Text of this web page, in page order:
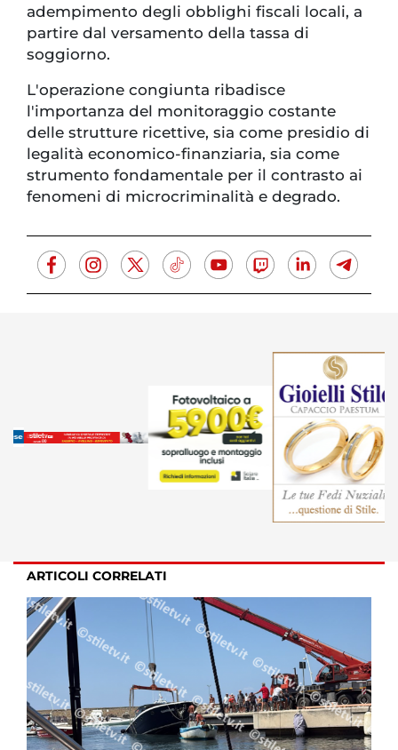
adempimento degli obblighi fiscali locali, a
partire dal versamento della tassa di
soggiorno.
L'operazione congiunta ribadisce
l'importanza del monitoraggio costante
delle strutture ricettive, sia come presidio di
legalità economico-finanziaria, sia come
strumento fondamentale per il contrasto ai
fenomeni di microcriminalità e degrado.
ARTICOLI CORRELATI